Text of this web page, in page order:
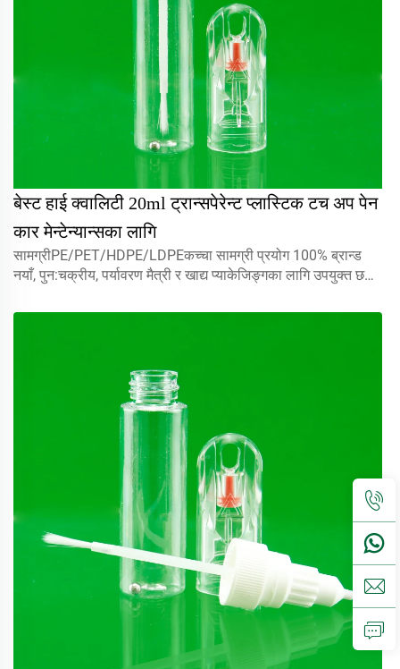
बेस्ट हाई क्वालिटी 20ml ट्रान्सपेरेन्ट प्लास्टिक टच अप पेन
कार मेन्टेन्यान्सका लागि
सामग्रीPE/PET/HDPE/LDPEकच्चा सामग्री प्रयोग 100% ब्रान्ड
नयाँ, पुन:चक्रीय, पर्यावरण मैत्री र खाद्य प्याकेजिङ्गका लागि उपयुक्त छ।
गर्नुहोस् कस्टमका लागि क्यापमिस्ट स्प्रेयर, स्क्रू क्याप्स, डिस्क टोप